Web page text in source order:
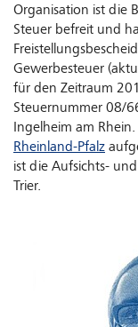
Organisation ist die
Steuer befreit und
Gewerbesteuer
für den Zeitraum
Steuernummer 08/
Ingelheim am Rhein.
Rheinland-Pfalz
ist die Aufsichts-
Trier.